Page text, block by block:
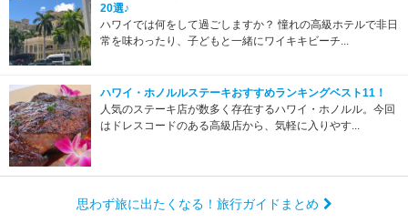
20選♪
ハワイでは何をして過ごしますか？ 憧れの高級ホテルで非日
常を味わったり、子どもと一緒にワイキキビーチ...
ハワイ・ホノルルステーキおすすめランキングベスト11！
人気のステーキ店が数多く存在するハワイ・ホノルル。今回
はドレスコードのある高級店から、気軽に入りやす...
思わず旅に出たくなる！旅行ガイドまとめ